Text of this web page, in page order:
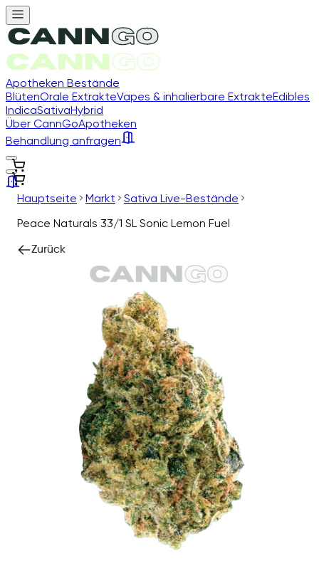
Apotheken Bestände
BlütenOrale ExtrakteVapes & inhalierbare ExtrakteEdibles
IndicaSativaHybrid
Über CannGoApotheken
Behandlung anfragen
Hauptseite Markt
Sativa Live-Bestände
Peace Naturals 33/1 SL Sonic Lemon Fuel
Zurück